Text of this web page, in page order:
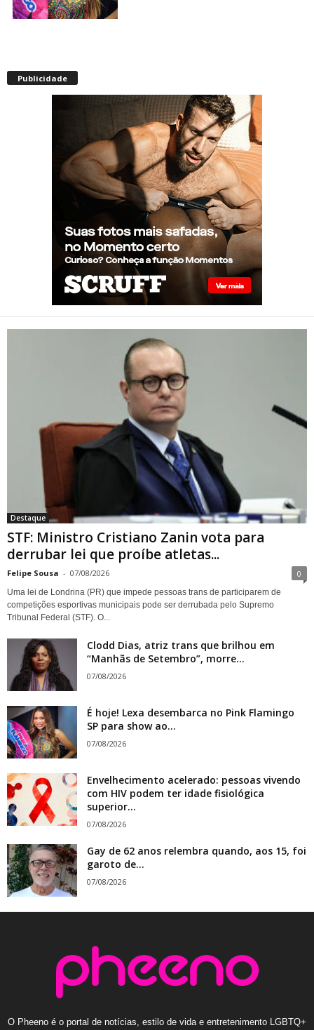
superior à real, aponta
relatório internacional
Gay de 62 anos relembra
quando, aos 15, foi garoto de
programa por quatro meses
sem saber: “Idiotice da minha
parte”
STF: Ministro Cristiano Zanin
vota para derrubar lei que
proíbe atletas transgênero
em competições de Londrina
Publicidade
Destaque
STF: Ministro Cristiano Zanin vota para
derrubar lei que proíbe atletas...
Felipe Sousa - 07/08/2026 0
Uma lei de Londrina (PR) que impede pessoas trans de participarem de
competições esportivas municipais pode ser derrubada pelo Supremo
Tribunal Federal (STF). O...
Clodd Dias, atriz trans que brilhou em
“Manhãs de Setembro”, morre...
07/08/2026
É hoje! Lexa desembarca no Pink Flamingo
SP para show ao...
07/08/2026
Envelhecimento acelerado: pessoas vivendo
com HIV podem ter idade fisiológica
superior...
07/08/2026
Gay de 62 anos relembra quando, aos 15, foi
garoto de...
07/08/2026
O Pheeno é o portal de notícias, estilo de vida e entretenimento LGBTQ+